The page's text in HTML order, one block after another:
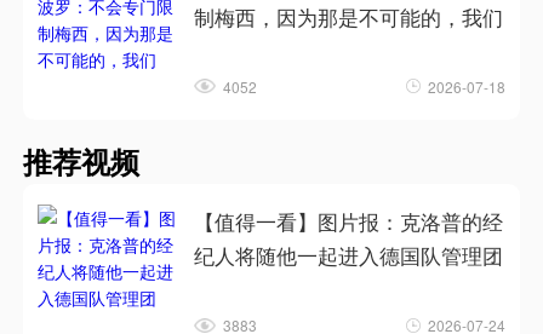
制梅西，因为那是不可能的，我们
4052 2026-07-18
推荐视频
【值得一看】图片报：克洛普的经
纪人将随他一起进入德国队管理团
3883 2026-07-24